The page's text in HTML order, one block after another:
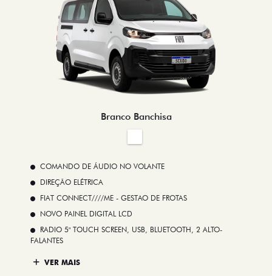
Branco Banchisa
COMANDO DE ÁUDIO NO VOLANTE
DIREÇÃO ELÉTRICA
FIAT CONNECT////ME - GESTAO DE FROTAS
NOVO PAINEL DIGITAL LCD
RADIO 5" TOUCH SCREEN, USB, BLUETOOTH, 2 ALTO-
FALANTES
VER MAIS